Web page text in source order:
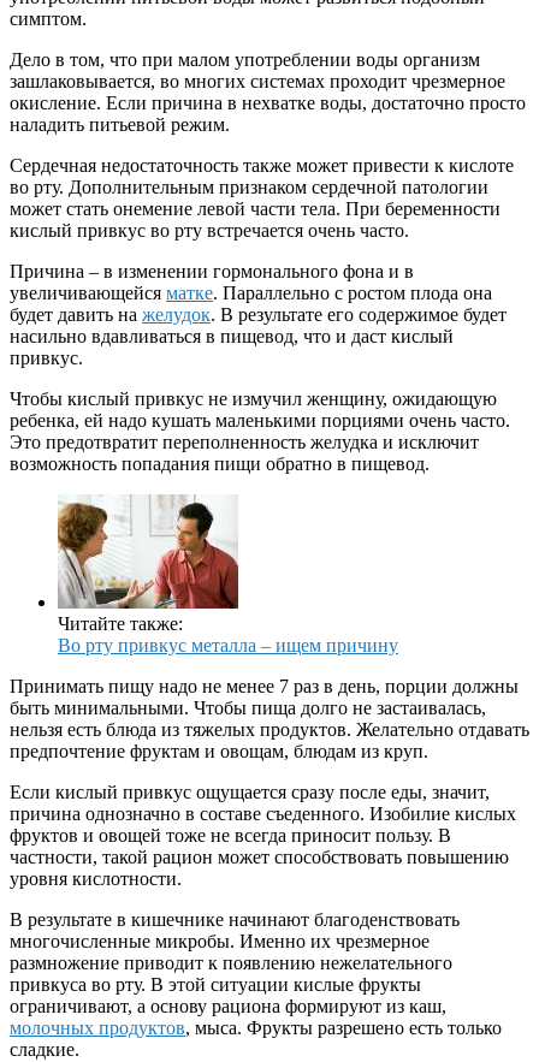
симптом.
Дело в том, что при малом употреблении воды организм
зашлаковывается, во многих системах проходит чрезмерное
окисление. Если причина в нехватке воды, достаточно просто
наладить питьевой режим.
Сердечная недостаточность также может привести к кислоте
во рту. Дополнительным признаком сердечной патологии
может стать онемение левой части тела. При беременности
кислый привкус во рту встречается очень часто.
Причина – в изменении гормонального фона и в
увеличивающейся матке. Параллельно с ростом плода она
будет давить на желудок. В результате его содержимое будет
насильно вдавливаться в пищевод, что и даст кислый
привкус.
Чтобы кислый привкус не измучил женщину, ожидающую
ребенка, ей надо кушать маленькими порциями очень часто.
Это предотвратит переполненность желудка и исключит
возможность попадания пищи обратно в пищевод.
Читайте также:
Во рту привкус металла – ищем причину
Принимать пищу надо не менее 7 раз в день, порции должны
быть минимальными. Чтобы пища долго не застаивалась,
нельзя есть блюда из тяжелых продуктов. Желательно отдавать
предпочтение фруктам и овощам, блюдам из круп.
Если кислый привкус ощущается сразу после еды, значит,
причина однозначно в составе съеденного. Изобилие кислых
фруктов и овощей тоже не всегда приносит пользу. В
частности, такой рацион может способствовать повышению
уровня кислотности.
В результате в кишечнике начинают благоденствовать
многочисленные микробы. Именно их чрезмерное
размножение приводит к появлению нежелательного
привкуса во рту. В этой ситуации кислые фрукты
ограничивают, а основу рациона формируют из каш,
молочных продуктов, мыса. Фрукты разрешено есть только
сладкие.